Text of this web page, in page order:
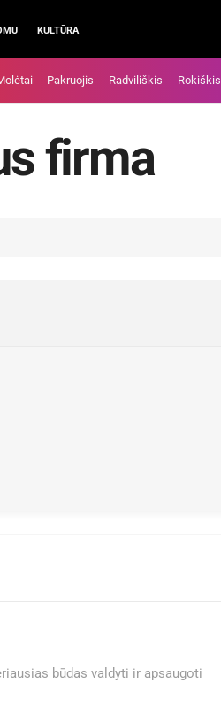
KULTŪRA
Pakruojis Radviliškis Rokiškis
firma
būdas valdyti ir apsaugoti